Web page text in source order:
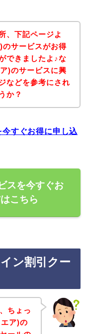
、下記ページよ
サービスがお得
できましたよ♪な
)のサービスに興
などを参考にされ
か？
すぐお得に申し込
スを今すぐお
こちら
ン割引クー
ちょっ
ア)の